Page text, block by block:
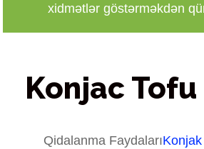
xidmətlər göstərməkdən
Konjac Tofu
Qidalanma FaydalarıKonjak